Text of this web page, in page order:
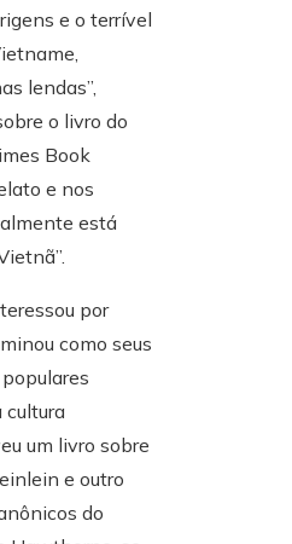
e o terrível
lendas”,
o livro do
Book
e nos
está
por
como seus
cultura
um livro sobre
e outro
do